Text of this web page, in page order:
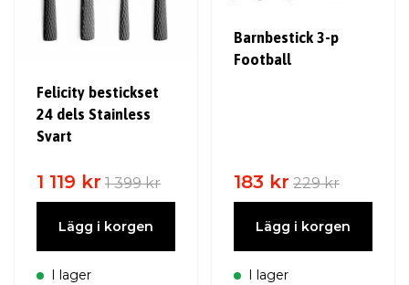
Felicity bestickset
24 dels Stainless
Svart
1 119 kr 1 399 kr
Lägg i korgen
I lager
Barnbestick 3-p
Football
183 kr 229 kr
Lägg i korgen
I lager